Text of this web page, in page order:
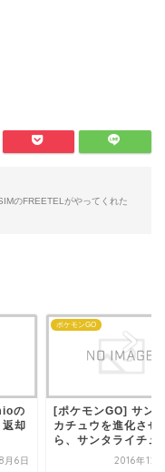
のFREETELがやってくれた
の
却
月6日
ポケモンGO
[ポケモンGO] サン
カチュウを進化させ
ら、サンタライチュ
2016年12